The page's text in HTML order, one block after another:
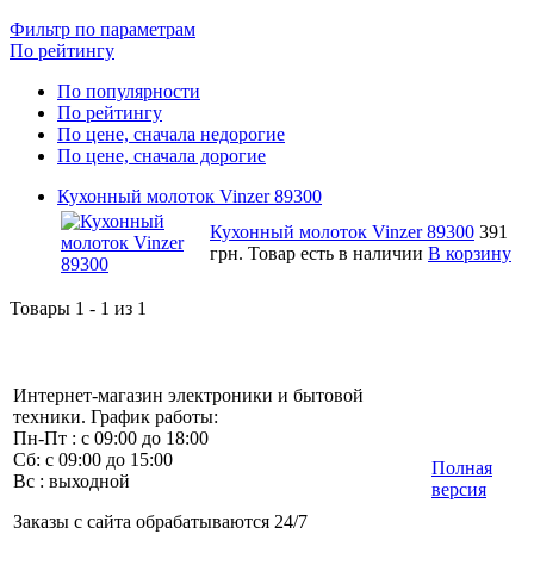
Фильтр по параметрам
По рейтингу
По популярности
По рейтингу
По цене, сначала недорогие
По цене, сначала дорогие
Кухонный молоток Vinzer 89300
Кухонный молоток Vinzer 89300 391
грн. Товар есть в наличии В корзину
Товары 1 - 1 из 1
Интернет-магазин электроники и бытовой
техники. График работы:
Пн-Пт : с 09:00 до 18:00
Сб: с 09:00 до 15:00
Вс : выходной
Заказы с сайта обрабатываются 24/7
Полная
версия